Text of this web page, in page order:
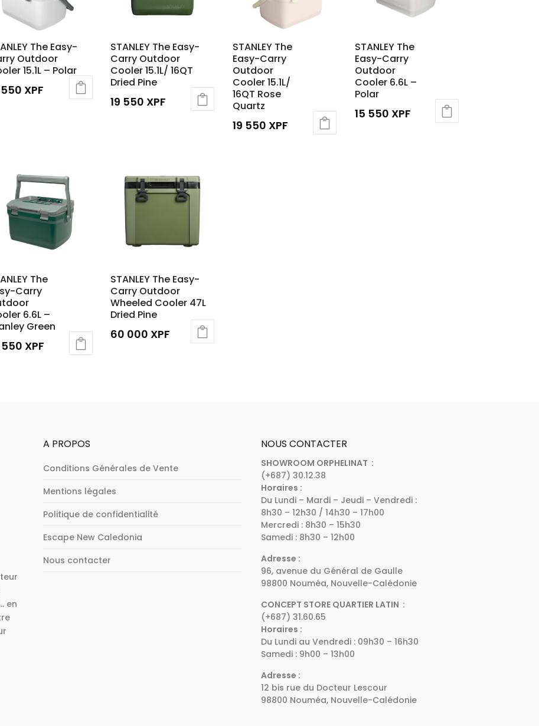
The Easy-
Outdoor
15.1L – Polar
550 XPF
STANLEY The Easy-
Carry Outdoor
Cooler 15.1L/ 16QT
Dried Pine
19 550 XPF
STANLEY The
Easy-Carry
Outdoor
Cooler 15.1L/
16QT Rose
Quartz
19 550 XPF
STANLEY The
Easy-Carry
Outdoor
Cooler 6.6L –
Polar
15 550 XPF
The
Carry
6.6L –
Green
550 XPF
STANLEY The Easy-
Carry Outdoor
Wheeled Cooler 47L
Dried Pine
60 000 XPF
en
A PROPOS
Conditions Générales de Vente
Mentions légales
Politique de confidentialité
Escape New Caledonia
Nous contacter
NOUS CONTACTER
SHOWROOM ORPHELINAT :
(+687) 30.12.38
Horaires :
Du Lundi – Mardi – Jeudi – Vendredi :
8h30 – 12h30 / 14h30 – 17h00
Mercredi : 8h30 – 15h30
Samedi : 8h30 – 12h00
Adresse :
96, avenue du Général de Gaulle
98800 Nouméa, Nouvelle-Calédonie
CONCEPT STORE QUARTIER LATIN :
(+687) 31.60.65
Horaires :
Du Lundi au Vendredi : 09h30 – 16h30
Samedi : 9h00 – 13h00
Adresse :
12 bis rue du Docteur Lescour
98800 Nouméa, Nouvelle-Calédonie